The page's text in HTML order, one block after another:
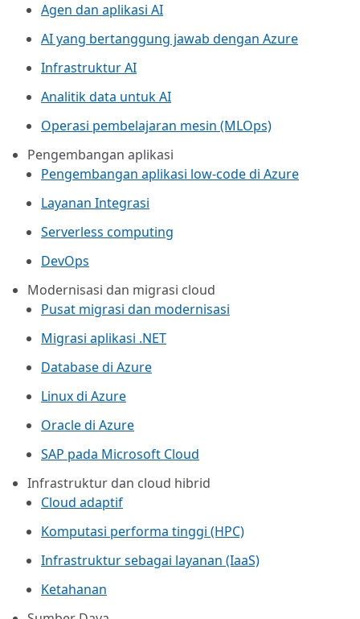
Agen dan aplikasi AI
AI yang bertanggung jawab dengan Azure
Infrastruktur AI
Analitik data untuk AI
Operasi pembelajaran mesin (MLOps)
Pengembangan aplikasi
Pengembangan aplikasi low-code di Azure
Layanan Integrasi
Serverless computing
DevOps
Modernisasi dan migrasi cloud
Pusat migrasi dan modernisasi
Migrasi aplikasi .NET
Database di Azure
Linux di Azure
Oracle di Azure
SAP pada Microsoft Cloud
Infrastruktur dan cloud hibrid
Cloud adaptif
Komputasi performa tinggi (HPC)
Infrastruktur sebagai layanan (IaaS)
Ketahanan